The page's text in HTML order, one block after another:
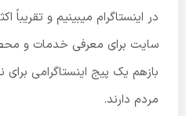
در اینستاگرام میبینیم و
سایت برای معرفی خدمات و
بازهم یک پیج اینستاگرامی
مردم دارند.